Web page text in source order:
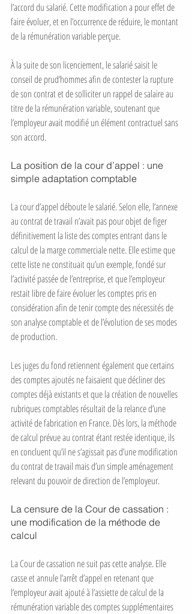
l’accord du salarié. Cette modification a pour effet de
faire évoluer, et en l’occurrence de réduire, le montant
de la rémunération variable perçue.
À la suite de son licenciement, le salarié saisit le
conseil de prud’hommes afin de contester la rupture
de son contrat et de solliciter un rappel de salaire au
titre de la rémunération variable, soutenant que
l’employeur avait modifié un élément contractuel sans
son accord.
La position de la cour d’appel : une
simple adaptation comptable
La cour d’appel déboute le salarié. Selon elle, l’annexe
au contrat de travail n’avait pas pour objet de figer
définitivement la liste des comptes entrant dans le
calcul de la marge commerciale nette. Elle estime que
cette liste ne constituait qu’un exemple, fondé sur
l’activité passée de l’entreprise, et que l’employeur
restait libre de faire évoluer les comptes pris en
considération afin de tenir compte des nécessités de
son analyse comptable et de l’évolution de ses modes
de production.
Les juges du fond retiennent également que certains
des comptes ajoutés ne faisaient que décliner des
comptes déjà existants et que la création de nouvelles
rubriques comptables résultait de la relance d’une
activité de fabrication en France. Dès lors, la méthode
de calcul prévue au contrat étant restée identique, ils
en concluent qu’il ne s’agissait pas d’une modification
du contrat de travail mais d’un simple aménagement
relevant du pouvoir de direction de l’employeur.
La censure de la Cour de cassation :
une modification de la méthode de
calcul
La Cour de cassation ne suit pas cette analyse. Elle
casse et annule l’arrêt d’appel en retenant que
l’employeur avait ajouté à l’assiette de calcul de la
rémunération variable des comptes supplémentaires